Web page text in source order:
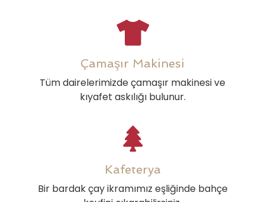
Çamaşır Makinesi
Tüm dairelerimizde çamaşır makinesi ve
kıyafet askılığı bulunur.
Kafeterya
Bir bardak çay ikramımız eşliğinde bahçe